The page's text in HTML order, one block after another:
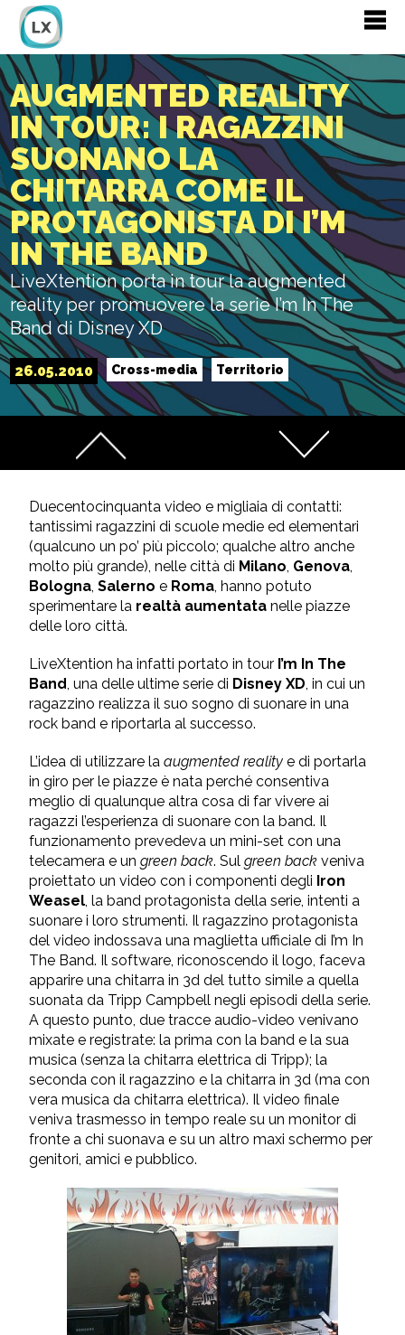
AUGMENTED REALITY
IN TOUR: I RAGAZZINI
SUONANO LA
CHITARRA COME IL
PROTAGONISTA DI I’M
IN THE BAND
LiveXtention porta in tour la augmented
reality per promuovere la serie I’m In The
Band di Disney XD
26.05.2010 Cross-media Territorio
Duecentocinquanta video e migliaia di contatti:
tantissimi ragazzini di scuole medie ed elementari
(qualcuno un po’ più piccolo; qualche altro anche
molto più grande), nelle città di Milano, Genova,
Bologna,Salerno e Roma, hanno potuto
sperimentare la realtà aumentatanelle piazze
delle loro città.
LiveXtention ha infatti portato in tour I’m In The
Band, una delle ultime serie di Disney XD, in cui un
ragazzino realizza il suo sogno di suonare in una
rock band e riportarla al successo.
L’idea di utilizzare laaugmented realitye di portarla
in giro per le piazze è nata perché consentiva
meglio di qualunque altra cosa di far vivere ai
ragazzi l’esperienza di suonare con la band. Il
funzionamento prevedeva un mini-set con una
telecamera e un green back. Sulgreen back veniva
proiettato un video con i componenti degli Iron
Weasel, la band protagonista della serie, intenti a
suonare i loro strumenti. Il ragazzino protagonista
del video indossava una maglietta ufficiale di I’m In
The Band. Il software, riconoscendo il logo, faceva
apparire una chitarra in 3d del tutto simile a quella
suonata da Tripp Campbell negli episodi della serie.
A questo punto, due tracce audio-video venivano
mixate e registrate: la prima con la band e la sua
musica (senza la chitarra elettrica di Tripp); la
seconda con il ragazzino e la chitarra in 3d (ma con
vera musica da chitarra elettrica). Il video finale
veniva trasmesso in tempo reale su un monitor di
fronte a chi suonava e su un altro maxi schermo per
genitori, amici e pubblico.